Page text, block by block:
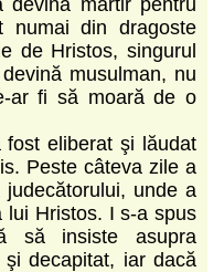
din dragoste
de Hristos, singurul
musulman, nu
ar fi să moară de o
fost eliberat şi lăudat
Peste câteva zile a
unde a
lui Hristos. I s-a spus
să insiste asupra
decapitat, iar dacă